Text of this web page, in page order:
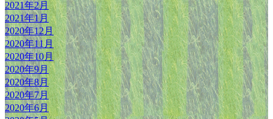
2021年2月
2021年1月
2020年12月
2020年11月
2020年10月
2020年9月
2020年8月
2020年7月
2020年6月